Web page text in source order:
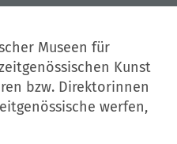
Museen für
Kunst
bzw. Direktorinnen
werfen,